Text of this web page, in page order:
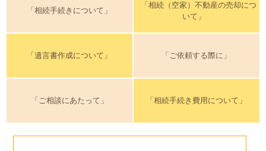
「相続手続きについて」
「相続（空家）不動産の売却につ
いて」
「遺言書作成について」 「ご依頼する際に」
「ご相談にあたって」 「相続手続き費用について」